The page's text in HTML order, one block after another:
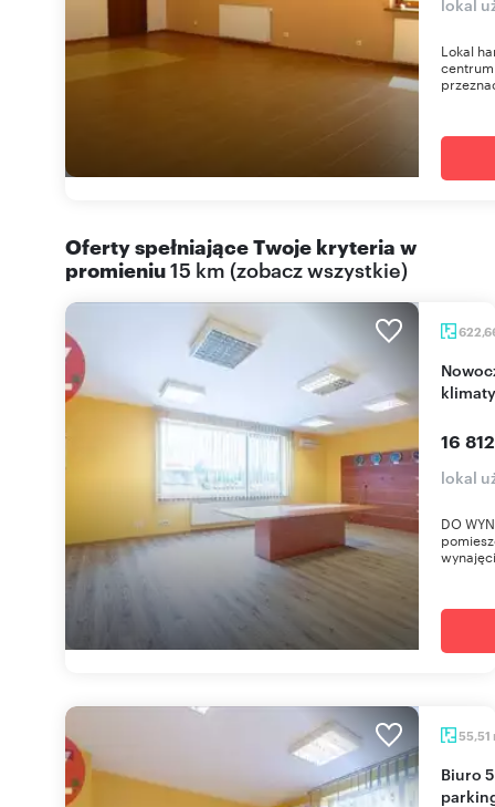
Lokal
Oferty spełniające Twoje kryteria w
promieniu15 km (zobacz wszystkie)
Nowoczesny lokal biurowy 623 m2 z parkingiem i
16
lokal
DO
55,51
Biuro 55,51 m2 z klimatyzacją i dużym